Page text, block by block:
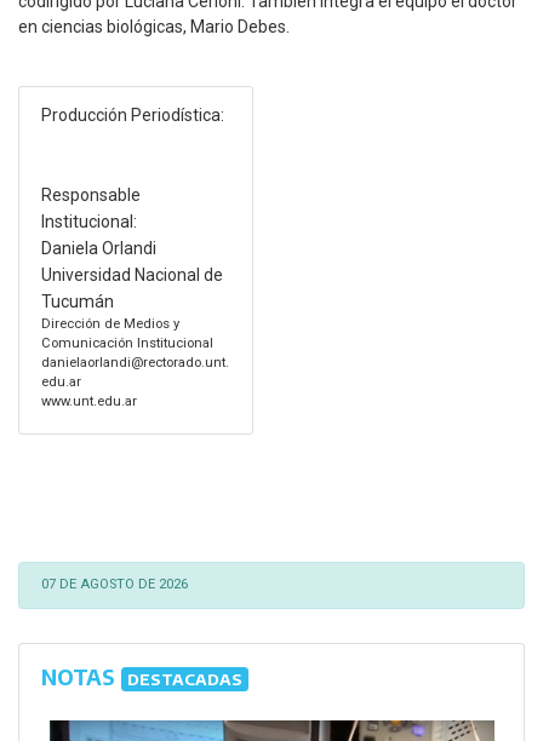
en ciencias biológicas, Mario Debes.
Producción Periodística:
Responsable
Institucional:
Daniela Orlandi
Universidad Nacional de
Tucumán
Dirección de Medios y
Comunicación Institucional
danielaorlandi@rectorado.unt.
edu.ar
www.unt.edu.ar
07 DE AGOSTO DE 2026
NOTAS DESTACADAS